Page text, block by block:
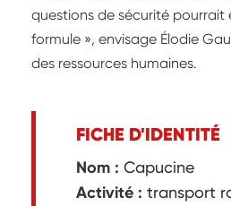
questions de sécurité pourrait
formule », envisage Élodie
des ressources humaines.
FICHE D'IDENTITÉ
Nom : Capucine
Activité : transport